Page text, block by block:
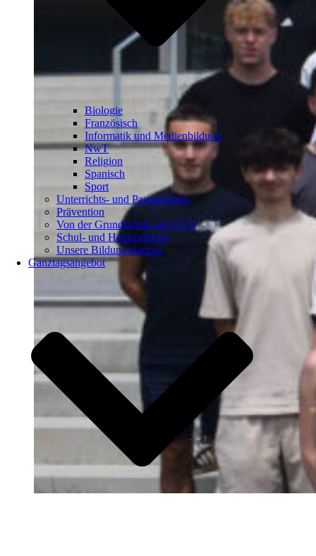
Biologie
Französisch
Informatik und Medienbildung
NwT
Religion
Spanisch
Sport
Unterrichts- und Pausenzeiten
Prävention
Von der Grundschule ans GTO
Schul- und Hausordnung
Unsere Bildungspartner
Ganztagsangebot